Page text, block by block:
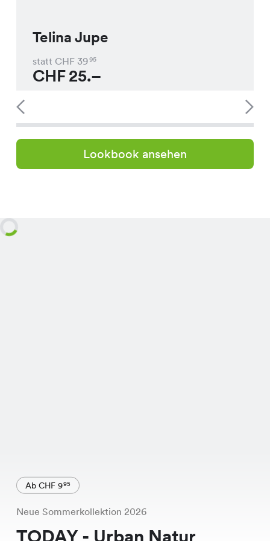
Telina Jupe
statt CHF 3995
CHF25.–
Lookbook ansehen
Ab CHF 995
Neue Sommerkollektion 2026
TODAY - Urban Natur